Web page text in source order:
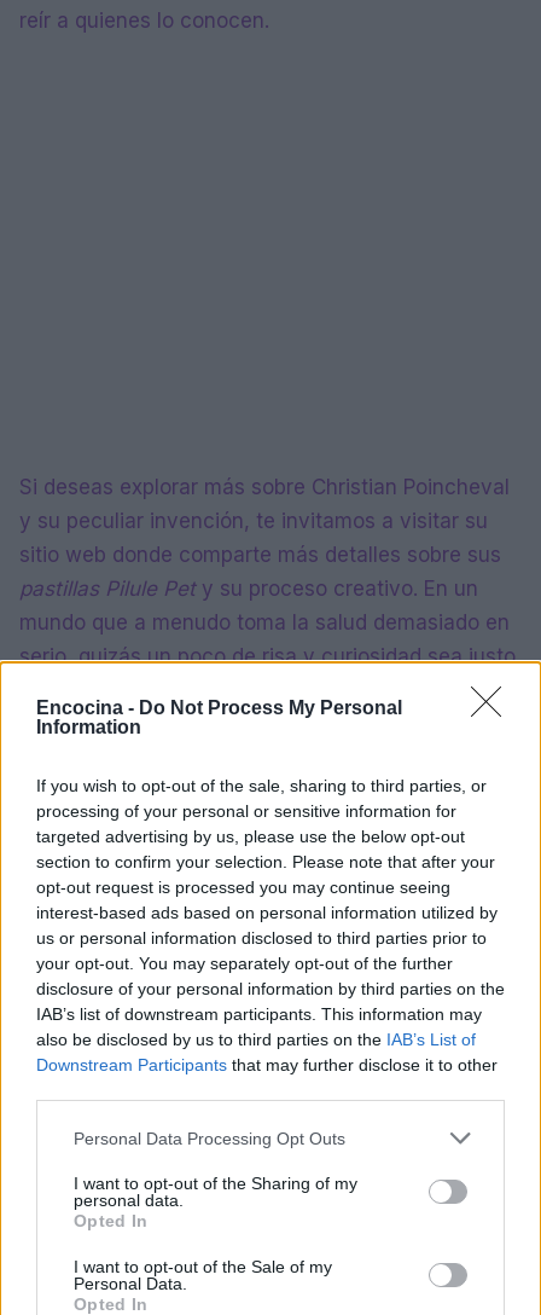
Encocina - Do Not Process My Personal
Information
If you wish to opt-out of the sale, sharing to third parties, or
processing of your personal or sensitive information for
targeted advertising by us, please use the below opt-out
section to confirm your selection. Please note that after your
opt-out request is processed you may continue seeing
interest-based ads based on personal information utilized by
us or personal information disclosed to third parties prior to
your opt-out. You may separately opt-out of the further
disclosure of your personal information by third parties on the
IAB’s list of downstream participants. This information may
also be disclosed by us to third parties on the IAB’s List of
Downstream Participants that may further disclose it to other
Please note that this website/app uses one or more Google
not limited to your visit or usage behaviour. You may click to
grant or deny consent to Google and its third-party tags to
use your data for below specified purposes in below Google
consent section.
Personal Data Processing Opt Outs
I want to opt-out of the Sharing of my
personal data.
Opted In
I want to opt-out of the Sale of my
Personal Data.
Opted In
reír a quienes lo conocen.
Si deseas explorar más sobre Christian Poincheval
y su peculiar invención, te invitamos a visitar su
sitio web donde comparte más detalles sobre sus
pastillas Pilule Pety su proceso creativo. En un
mundo que a menudo toma la salud demasiado en
serio, quizás un poco de risa y curiosidad sea justo
AUTOR
staff